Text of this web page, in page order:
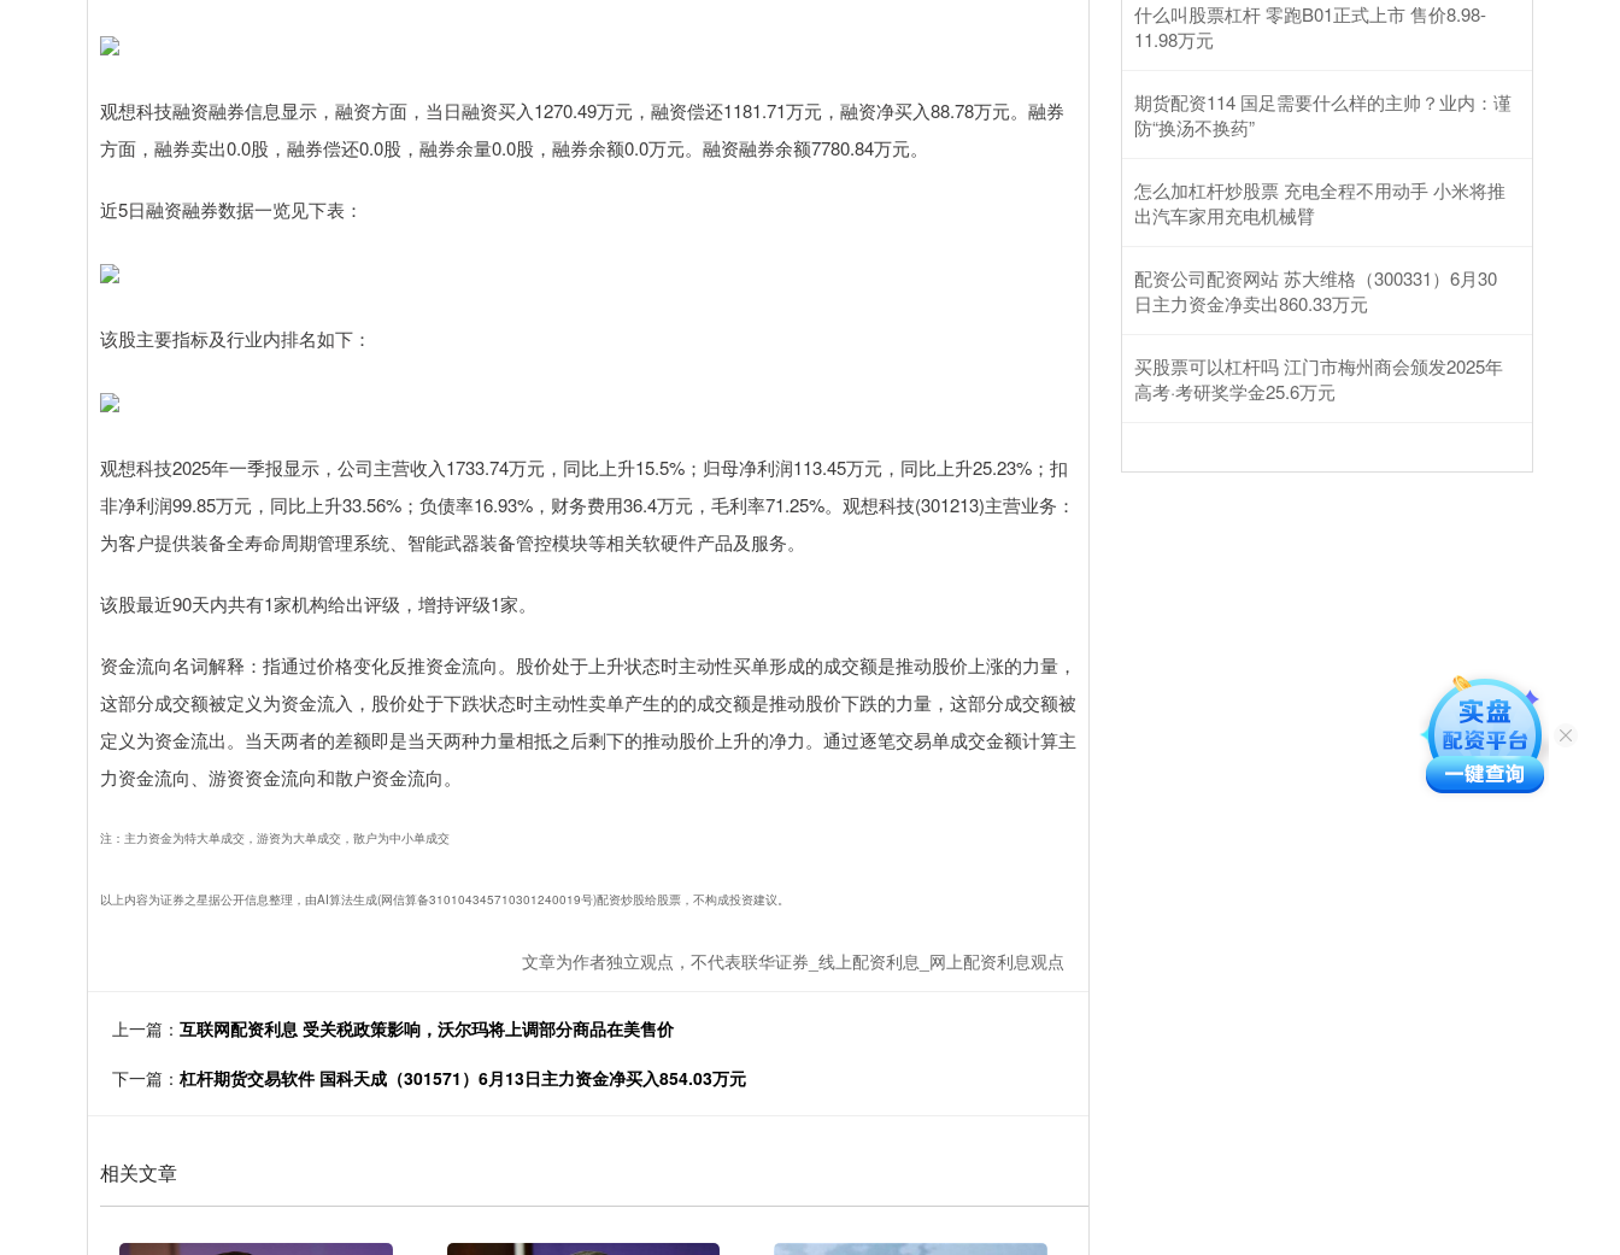
观想科技融资融券信息显示，融资方面，当日融资买入1270.49万元，融资偿还1181.71万元，融资净买入88.78万元。融券
方面，融券卖出0.0股，融券偿还0.0股，融券余量0.0股，融券余额0.0万元。融资融券余额7780.84万元。
近5日融资融券数据一览见下表：
该股主要指标及行业内排名如下：
观想科技2025年一季报显示，公司主营收入1733.74万元，同比上升15.5%；归母净利润113.45万元，同比上升25.23%；扣
非净利润99.85万元，同比上升33.56%；负债率16.93%，财务费用36.4万元，毛利率71.25%。观想科技(301213)主营业务：
为客户提供装备全寿命周期管理系统、智能武器装备管控模块等相关软硬件产品及服务。
该股最近90天内共有1家机构给出评级，增持评级1家。
资金流向名词解释：指通过价格变化反推资金流向。股价处于上升状态时主动性买单形成的成交额是推动股价上涨的力量，
这部分成交额被定义为资金流入，股价处于下跌状态时主动性卖单产生的的成交额是推动股价下跌的力量，这部分成交额被
定义为资金流出。当天两者的差额即是当天两种力量相抵之后剩下的推动股价上升的净力。通过逐笔交易单成交金额计算主
力资金流向、游资资金流向和散户资金流向。
注：主力资金为特大单成交，游资为大单成交，散户为中小单成交
以上内容为证券之星据公开信息整理，由AI算法生成(网信算备310104345710301240019号)配资炒股给股票，不构成投资建议。
文章为作者独立观点，不代表联华证券_线上配资利息_网上配资利息观点
上一篇： 互联网配资利息 受关税政策影响，沃尔玛将上调部分商品在美售价
下一篇： 杠杆期货交易软件 国科天成（301571）6月13日主力资金净买入854.03万元
相关文章
什么叫股票杠杆 零跑B01正式上市 售价8.98-
11.98万元
期货配资114 国足需要什么样的主帅？业内：谨
防“换汤不换药”
怎么加杠杆炒股票 充电全程不用动手 小米将推
出汽车家用充电机械臂
配资公司配资网站 苏大维格（300331）6月30
日主力资金净卖出860.33万元
买股票可以杠杆吗 江门市梅州商会颁发2025年
高考·考研奖学金25.6万元